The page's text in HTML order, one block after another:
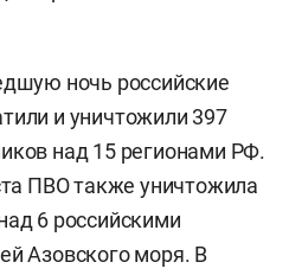
ночь российские
и уничтожили 397
над 15 регионами РФ.
ПВО также уничтожила
6 российскими
Азовского моря. В